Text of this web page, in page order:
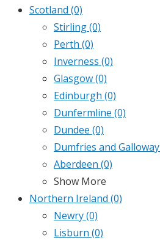
Scotland (0)
Stirling(0)
Perth (0)
Inverness (0)
Glasgow(0)
Edinburgh (0)
Dunfermline (0)
Dundee (0)
Dumfries and Galloway
Aberdeen (0)
Show More
Northern Ireland (0)
Newry(0)
Lisburn (0)